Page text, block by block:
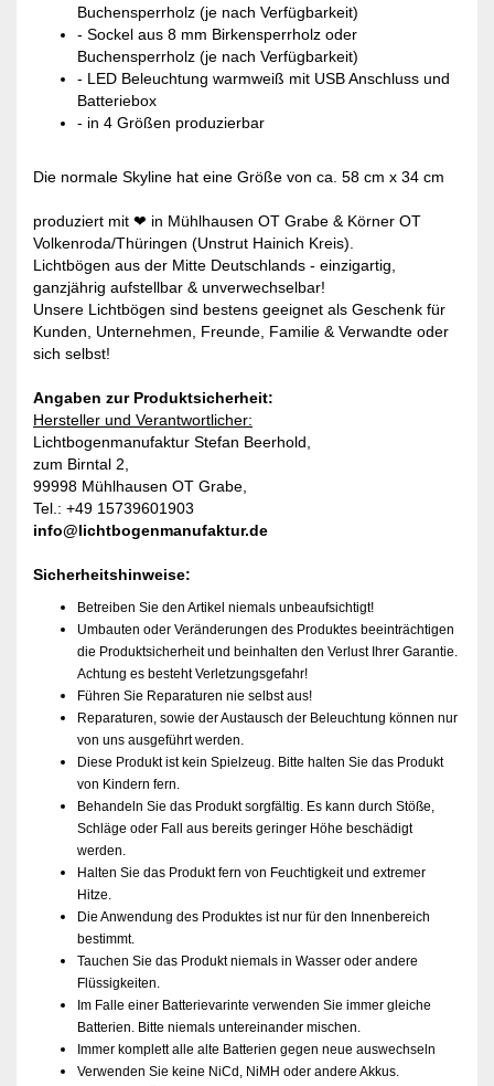
Buchensperrholz (je nach Verfügbarkeit)
- Sockel aus 8 mm Birkensperrholz oder
Buchensperrholz (je nach Verfügbarkeit)
- LED Beleuchtung warmweiß mit USB Anschluss und
Batteriebox
- in 4 Größen produzierbar
Die normale Skyline hat eine Größe von ca. 58 cm x 34 cm
produziert mit ❤ in Mühlhausen OT Grabe & Körner OT
Volkenroda/Thüringen (Unstrut Hainich Kreis).
Lichtbögen aus der Mitte Deutschlands - einzigartig,
ganzjährig aufstellbar & unverwechselbar!
Unsere Lichtbögen sind bestens geeignet als Geschenk für
Kunden, Unternehmen, Freunde, Familie & Verwandte oder
sich selbst!
Angaben zur Produktsicherheit:
Hersteller und Verantwortlicher:
Lichtbogenmanufaktur Stefan Beerhold,
zum Birntal 2,
99998 Mühlhausen OT Grabe,
Tel.: +49 15739601903
info@lichtbogenmanufaktur.de
Sicherheitshinweise:
Betreiben Sie den Artikel niemals unbeaufsichtigt!
Umbauten oder Veränderungen des Produktes beeinträchtigen
die Produktsicherheit und beinhalten den Verlust Ihrer Garantie.
Achtung es besteht Verletzungsgefahr!
Führen Sie Reparaturen nie selbst aus!
Reparaturen, sowie der Austausch der Beleuchtung können nur
von uns ausgeführt werden.
Diese Produkt ist kein Spielzeug. Bitte halten Sie das Produkt
von Kindern fern.
Behandeln Sie das Produkt sorgfältig. Es kann durch Stöße,
Schläge oder Fall aus bereits geringer Höhe beschädigt
werden.
Halten Sie das Produkt fern von Feuchtigkeit und extremer
Hitze.
Die Anwendung des Produktes ist nur für den Innenbereich
bestimmt.
Tauchen Sie das Produkt niemals in Wasser oder andere
Flüssigkeiten.
Im Falle einer Batterievarinte verwenden Sie immer gleiche
Batterien. Bitte niemals untereinander mischen.
Immer komplett alle alte Batterien gegen neue auswechseln
Verwenden Sie keine NiCd, NiMH oder andere Akkus.